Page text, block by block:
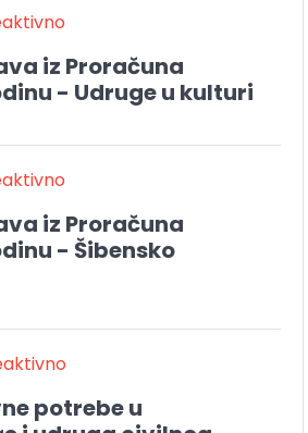
iz Proračuna
- Udruge u kulturi
iz Proračuna
- Šibensko
potrebe u